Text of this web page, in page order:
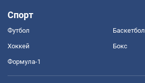
Спорт
Футбол Баскетбол
Хоккей Бокс
Формула-1